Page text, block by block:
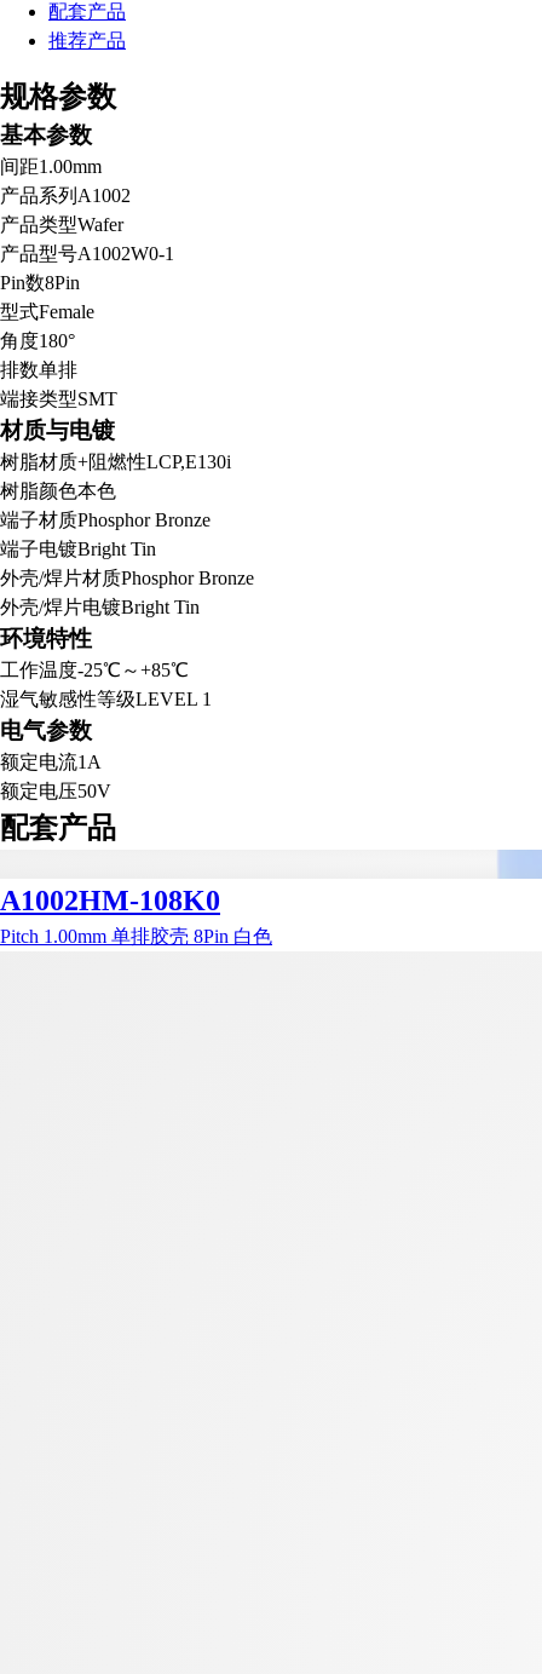
配套产品
推荐产品
规格参数
基本参数
间距1.00mm
产品系列 A1002
产品类型Wafer
产品型号A1002W0-1
Pin数8Pin
型式Female
角度180°
排数单排
端接类型SMT
材质与电镀
树脂材质+阻燃性LCP,E130i
树脂颜色本色
端子材质Phosphor Bronze
端子电镀Bright Tin
外壳/焊片材质Phosphor Bronze
外壳/焊片电镀Bright Tin
环境特性
工作温度-25℃～+85℃
湿气敏感性等级LEVEL 1
电气参数
额定电流1A
额定电压50V
配套产品
A1002HM-108K0
Pitch 1.00mm 单排胶壳 8Pin 白色